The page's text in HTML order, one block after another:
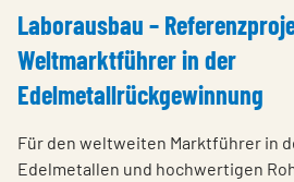
Laborausbau –
Weltmarktführer in der
Edelmetallrückgewinnung
Für den weltweiten Marktführer in
Edelmetallen und hochwertigen